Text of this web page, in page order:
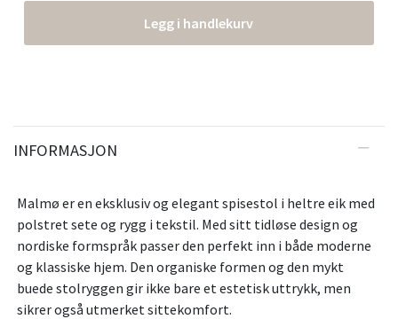
Legg i handlekurv
INFORMASJON
Malmø er en eksklusiv og elegant spisestol i heltre eik med
polstret sete og rygg i tekstil. Med sitt tidløse design og
nordiske formspråk passer den perfekt inn i både moderne
og klassiske hjem. Den organiske formen og den mykt
buede stolryggen gir ikke bare et estetisk uttrykk, men
sikrer også utmerket sittekomfort.